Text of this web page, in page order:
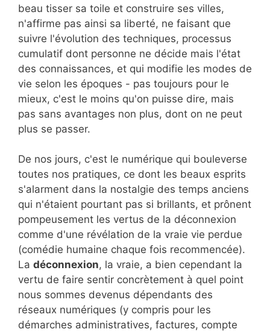
beau tisser sa toile et construire ses villes,
n'affirme pas ainsi sa liberté, ne faisant que
suivre l'évolution des techniques, processus
cumulatif dont personne ne décide mais l'état
des connaissances, et qui modifie les modes de
vie selon les époques - pas toujours pour le
mieux, c'est le moins qu'on puisse dire, mais
pas sans avantages non plus, dont on ne peut
plus se passer.
De nos jours, c'est le numérique qui bouleverse
toutes nos pratiques, ce dont les beaux esprits
s'alarment dans la nostalgie des temps anciens
qui n'étaient pourtant pas si brillants, et prônent
pompeusement les vertus de la déconnexion
comme d'une révélation de la vraie vie perdue
(comédie humaine chaque fois recommencée).
La déconnexion, la vraie, a bien cependant la
vertu de faire sentir concrètement à quel point
nous sommes devenus dépendants des
réseaux numériques (y compris pour les
démarches administratives, factures, compte